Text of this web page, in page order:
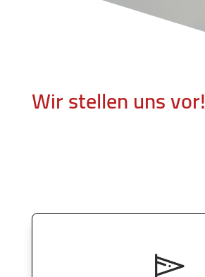
Wir stellen uns vor!